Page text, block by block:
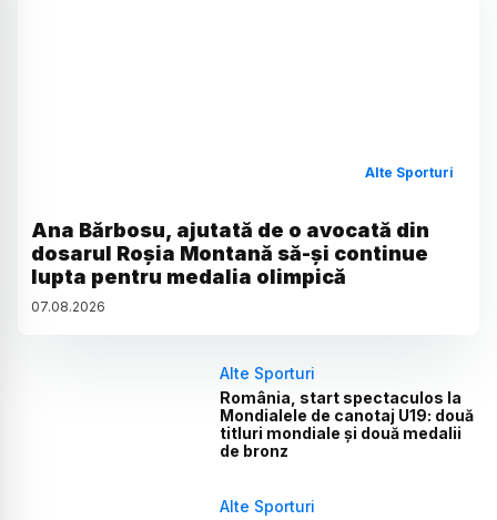
Alte Sporturi
Ana Bărbosu, ajutată de o avocată din
dosarul Roșia Montană să-și continue
lupta pentru medalia olimpică
07.08.2026
Alte Sporturi
România, start spectaculos la
Mondialele de canotaj U19: două
titluri mondiale și două medalii
de bronz
Alte Sporturi